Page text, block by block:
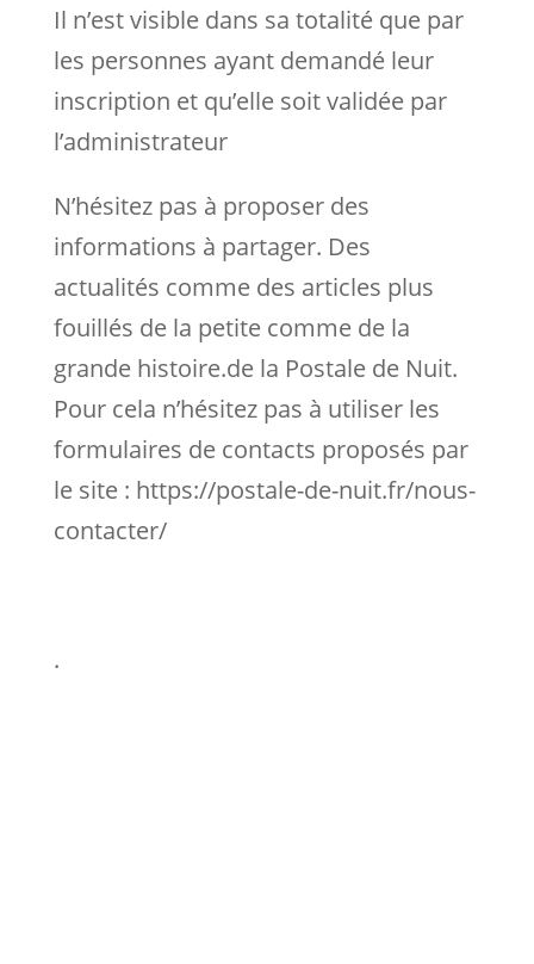
Il n’est visible dans sa totalité que par
les personnes ayant demandé leur
inscription et qu’elle soit validée par
l’administrateur
N’hésitez pas à proposer des
informations à partager. Des
actualités comme des articles plus
fouillés de la petite comme de la
grande histoire.de la Postale de Nuit.
Pour cela n’hésitez pas à utiliser les
formulaires de contacts proposés par
le site : https://postale-de-nuit.fr/nous-
contacter/
.